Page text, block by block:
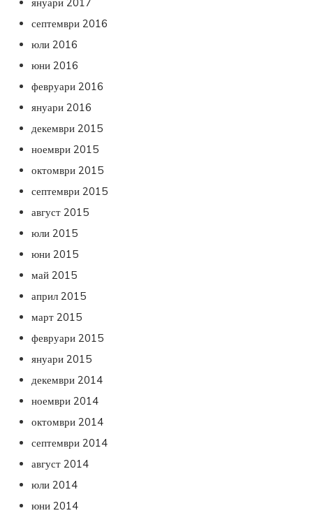
септември 2016
юли 2016
юни 2016
февруари 2016
януари 2016
декември 2015
ноември 2015
октомври 2015
септември 2015
август 2015
юли 2015
юни 2015
май 2015
април 2015
март 2015
февруари 2015
януари 2015
декември 2014
ноември 2014
октомври 2014
септември 2014
август 2014
юли 2014
юни 2014